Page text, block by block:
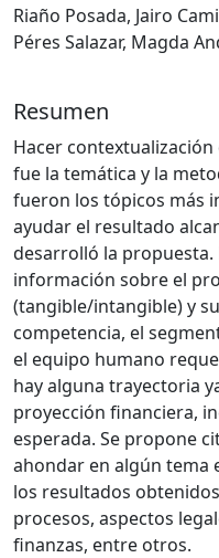
Riaño Posada, Jairo
Péres Salazar, Magda
Resumen
Hacer
fue la temática y la
fueron los tópicos más
ayudar el resultado
desarrolló la
información sobre el
(tangible/intangible) y
competencia, el
el equipo humano
hay alguna trayectoria
proyección financiera,
esperada. Se propone
ahondar en algún tema
los resultados
procesos, aspectos
finanzas, entre otros.